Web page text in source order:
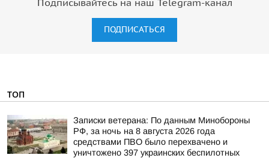
Подписывайтесь на наш Telegram-канал
ПОДПИСАТЬСЯ
ТОП
Записки ветерана: По данным Минобороны
РФ, за ночь на 8 августа 2026 года
средствами ПВО было перехвачено и
уничтожено 397 украинских беспилотных